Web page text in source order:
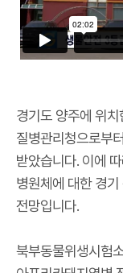
경기도 양주에 위
질병관리청으로부
받았습니다. 이에
병원체에 대한 경
전망입니다.
북부동물위생시험